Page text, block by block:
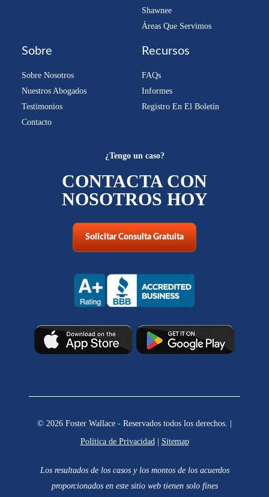
Shawnee
Áreas Que Servimos
Sobre
Sobre Nosotros
Nuestros Abogados
Testimonios
Contacto
Recursos
FAQs
Informes
Registro En El Boletín
¿Tengo un caso?
CONTACTA CON
NOSOTROS HOY
Solicitar Consulta Gratuita
© 2026 Foster Wallace - Reservados todos los derechos. |
Política de Privacidad | Sitemap
Los resultados de los casos y los montos de los acuerdos
proporcionados en este sitio web tienen solo fines